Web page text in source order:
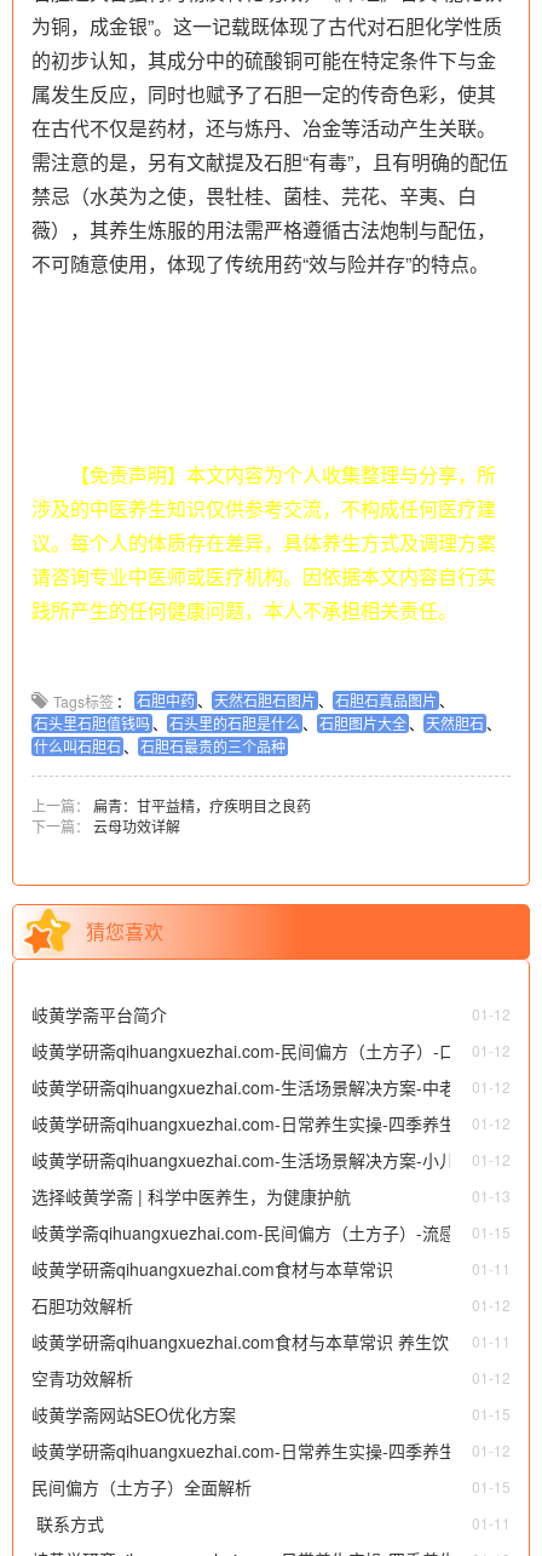
为铜，成金银”。这一记载既体现了古代对石胆化学性质
的初步认知，其成分中的硫酸铜可能在特定条件下与金
属发生反应，同时也赋予了石胆一定的传奇色彩，使其
在古代不仅是药材，还与炼丹、冶金等活动产生关联。
需注意的是，另有文献提及石胆“有毒”，且有明确的配伍
禁忌（水英为之使，畏牡桂、菌桂、芫花、辛夷、白
薇），其养生炼服的用法需严格遵循古法炮制与配伍，
不可随意使用，体现了传统用药“效与险并存”的特点。
【免责声明】本文内容为个人收集整理与分享，所
涉及的中医养生知识仅供参考交流，不构成任何医疗建
议。每个人的体质存在差异，具体养生方式及调理方案
请咨询专业中医师或医疗机构。因依据本文内容自行实
践所产生的任何健康问题，本人不承担相关责任。
Tags标签 ： 石胆中药、 天然石胆石图片、 石胆石真品图片、
石头里石胆值钱吗、 石头里的石胆是什么、 石胆图片大全、 天然胆石、
什么叫石胆石、 石胆石最贵的三个品种
上一篇：
扁青：甘平益精，疗疾明目之良药
下一篇：
云母功效详解
猜您喜欢
岐黄学斋平台简介 01-12
岐黄学研斋qihuangxuezhai.com-民间偏方（土方子）-口服类
（食疗方、茶饮方、汤药偏方等）
01-12
岐黄学研斋qihuangxuezhai.com-生活场景解决方案-中老年保健
01-12
岐黄学研斋qihuangxuezhai.com-日常养生实操-四季养生-中医
四季养生知识总结
01-12
岐黄学研斋qihuangxuezhai.com-生活场景解决方案-小儿养护专
区
01-12
选择岐黄学斋 | 科学中医养生，为健康护航 01-13
岐黄学斋qihuangxuezhai.com-民间偏方（土方子）-流感感冒中
医处方 （1）处方
01-15
岐黄学研斋qihuangxuezhai.com食材与本草常识 01-11
石胆功效解析 01-12
岐黄学研斋qihuangxuezhai.com食材与本草常识 养生饮食误区
01-11
空青功效解析 01-12
岐黄学斋网站SEO优化方案 01-15
岐黄学研斋qihuangxuezhai.com-日常养生实操-四季养生指南-
四季养生
01-12
民间偏方（土方子）全面解析 01-15
​ 联系方式 01-11